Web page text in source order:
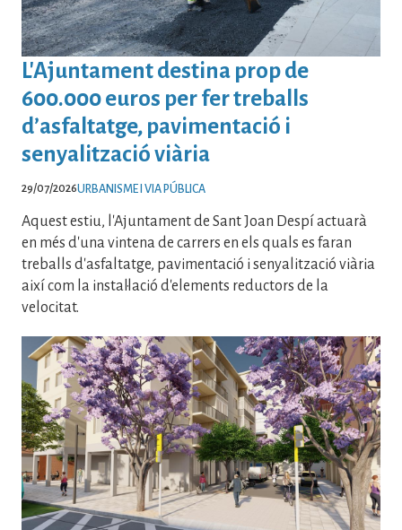
L'Ajuntament destina prop de
600.000 euros per fer treballs
d’asfaltatge, pavimentació i
senyalització viària
29/07/2026URBANISME I VIA PÚBLICA
Aquest estiu, l'Ajuntament de Sant Joan Despí actuarà
en més d'una vintena de carrers en els quals es faran
treballs d'asfaltatge, pavimentació i senyalització viària
així com la instal·lació d'elements reductors de la
velocitat.